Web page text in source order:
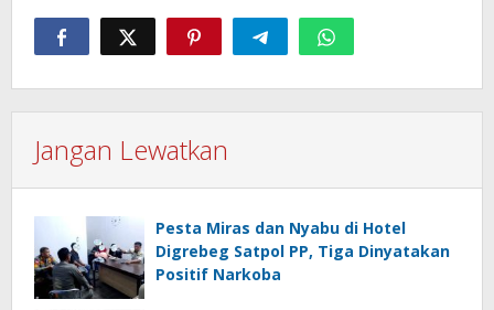
Jangan Lewatkan
Pesta Miras dan Nyabu di Hotel
Digrebeg Satpol PP, Tiga Dinyatakan
Positif Narkoba